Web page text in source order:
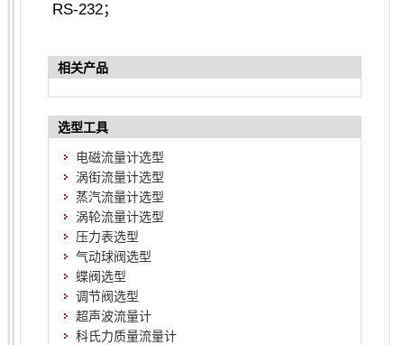
RS-232；
相关产品
选型工具
电磁流量计选型
涡街流量计选型
蒸汽流量计选型
涡轮流量计选型
压力表选型
气动球阀选型
蝶阀选型
调节阀选型
超声波流量计
科氏力质量流量计